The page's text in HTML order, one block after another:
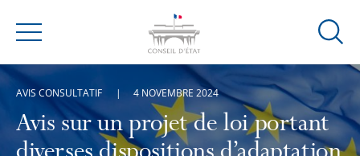
Menu
Ouvrir
de
Avis sur un projet de loi portant
AVIS CONSULTATIF 4 NOVEMBRE 2024